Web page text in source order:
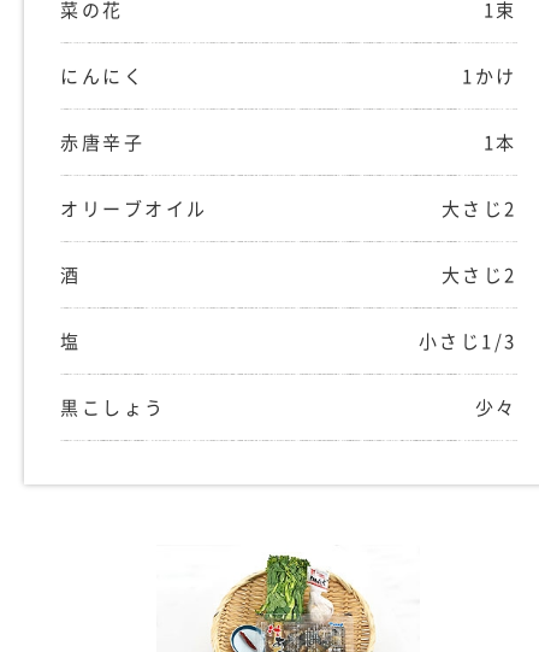
菜の花 1束
にんにく 1かけ
赤唐辛子 1本
オリーブオイル 大さじ2
酒 大さじ2
塩 小さじ1/3
黒こしょう 少々